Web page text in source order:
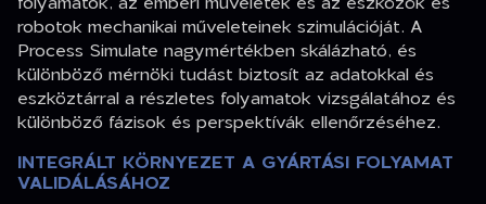
robotok mechanikai műveleteinek szimulációját. A
Process Simulate nagymértékben skálázható, és
különböző mérnöki tudást biztosít az adatokkal és
eszköztárral a részletes folyamatok vizsgálatához és
különböző fázisok és perspektívák ellenőrzéséhez.
INTEGRÁLT KÖRNYEZET A GYÁRTÁSI FOLYAMAT
VALIDÁLÁSÁHOZ